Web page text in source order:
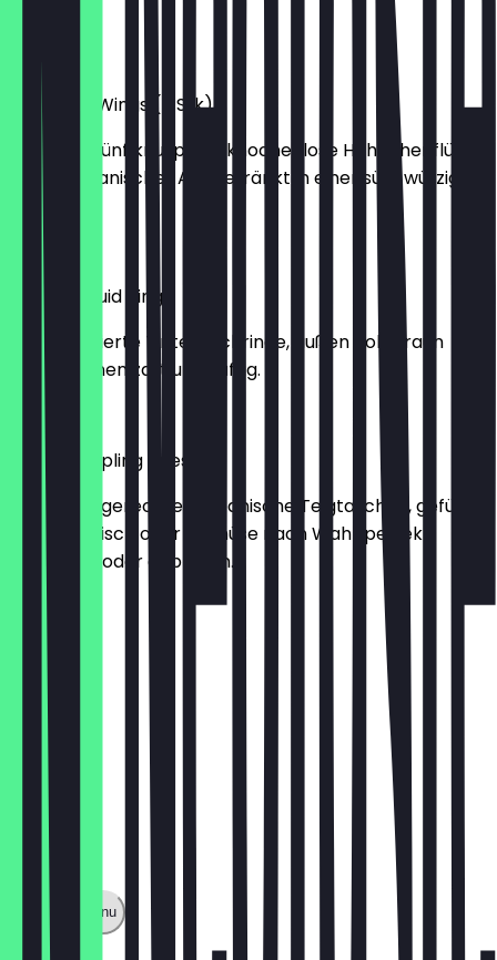
Seoul Fire Wings (5 Stk)
Drei oder fünf knusprige, knochenlose Hähnchenflügel
nach koreanischer Art, getränkt in einer süß-würzigen
Glasur.
€7.90
Golden Squid Rings
Leicht panierte Tintenfischringe, außen goldbraun
frittiert, innen zart und saftig.
€6.90
Seoul Dumpling Bites
Fünf mundgerechte koreanische Teigtaschen, gefüllt
mit Rindfleisch oder Gemüse nach Wahl, perfekt
gedämpft oder gebraten.
€6.50
Show full menu